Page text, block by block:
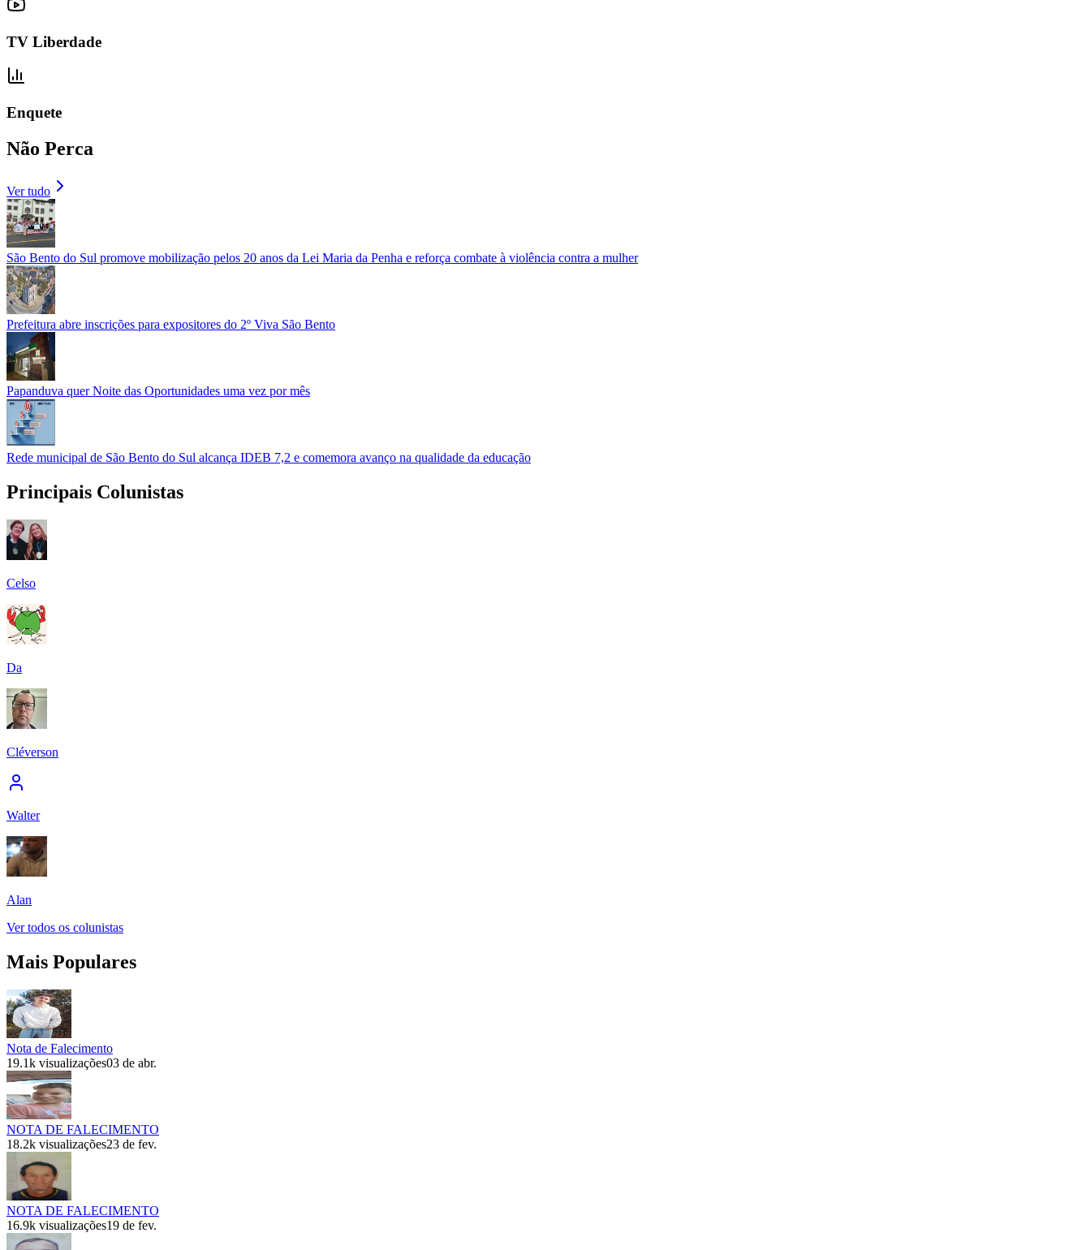
TV Liberdade
Enquete
Não Perca
Ver tudo
São Bento do Sul promove mobilização pelos 20 anos da Lei Maria da Penha e reforça combate à violência contra a mulher
Prefeitura abre inscrições para expositores do 2º Viva São Bento
Papanduva quer Noite das Oportunidades uma vez por mês
Rede municipal de São Bento do Sul alcança IDEB 7,2 e comemora avanço na qualidade da educação
Principais Colunistas
Celso
Da
Cléverson
Walter
Alan
Ver todos os colunistas
Mais Populares
Nota de Falecimento
19.1k visualizações03 de abr.
NOTA DE FALECIMENTO
18.2k visualizações23 de fev.
NOTA DE FALECIMENTO
16.9k visualizações19 de fev.